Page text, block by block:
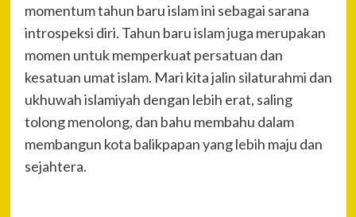
momentum tahun baru islam ini sebagai sarana
introspeksi diri. Tahun baru islam juga merupakan
momen untuk memperkuat persatuan dan
kesatuan umat islam. Mari kita jalin silaturahmi dan
ukhuwah islamiyah dengan lebih erat, saling
tolong menolong, dan bahu membahu dalam
membangun kota balikpapan yang lebih maju dan
sejahtera.